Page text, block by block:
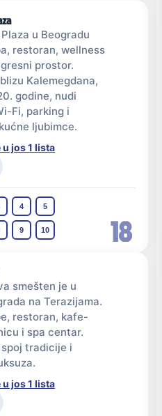
18
u Beogradu
restoran, wellness
prostor.
Kalemegdana,
godine, nudi
Fi, parking i
ljubimce.
jos 1 lista
4 5
9 10
smešten je u
na Terazijama.
restoran, kafe-
i spa centar.
tradicije i
jos 1 lista